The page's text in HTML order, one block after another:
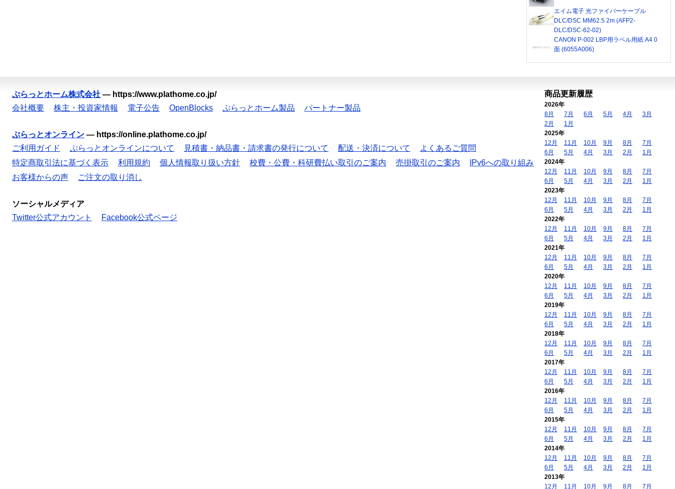
エイム電子 光ファイバーケーブル
DLC/DSC MM62.5 2m (AFP2-
DLC/DSC-62-02)
CANON P-002 LBP用ラベル用紙 A4 0
面 (6055A006)
ぷらっとホーム株式会社 — https://www.plathome.co.jp/
会社概要
株主・投資家情報 電子公告 OpenBlocks ぷらっとホーム製品 パートナー製品
ぷらっとオンライン — https://online.plathome.co.jp/
ご利用ガイド
ぷらっとオンラインについて 見積書・納品書・請求書の発行について 配送・決済について
よくあるご質問
特定商取引法に基づく表示
利用規約 個人情報取り扱い方針 校費・公費・科研費払い取引のご案内 売掛取引のご案内
IPv6への取り組み
お客様からの声
ご注文の取り消し
ソーシャルメディア
Twitter公式アカウント
Facebook公式ページ
商品更新履歴
2026年
8月
7月 6月 5月 4月
3月
2月
1月
2025年
12月
11月 10月 9月 8月
7月
6月
5月 4月 3月 2月
1月
2024年
12月
11月 10月 9月 8月
7月
6月
5月 4月 3月 2月
1月
2023年
12月
11月 10月 9月 8月
7月
6月
5月 4月 3月 2月
1月
2022年
12月
11月 10月 9月 8月
7月
6月
5月 4月 3月 2月
1月
2021年
12月
11月 10月 9月 8月
7月
6月
5月 4月 3月 2月
1月
2020年
12月
11月 10月 9月 8月
7月
6月
5月 4月 3月 2月
1月
2019年
12月
11月 10月 9月 8月
7月
6月
5月 4月 3月 2月
1月
2018年
12月
11月 10月 9月 8月
7月
6月
5月 4月 3月 2月
1月
2017年
12月
11月 10月 9月 8月
7月
6月
5月 4月 3月 2月
1月
2016年
12月
11月 10月 9月 8月
7月
6月
5月 4月 3月 2月
1月
2015年
12月
11月 10月 9月 8月
7月
6月
5月 4月 3月 2月
1月
2014年
12月
11月 10月 9月 8月
7月
6月
5月 4月 3月 2月
1月
2013年
12月
11月 10月 9月 8月 7月